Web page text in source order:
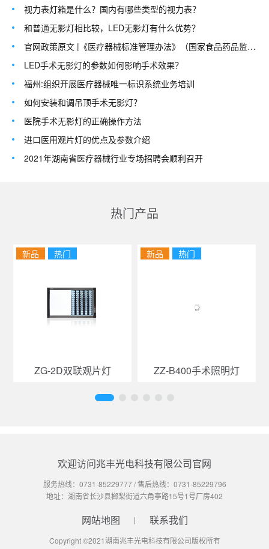
视力表灯箱是什么？国内有哪些类型的视力表？
和普通无影灯相比较，LED无影灯有什么优势？
官网政策原文 |《医疗器械标准管理办法》（国家食品药品监督管理总局令第
LED手术无影灯的参数如何影响手术效果？
福州:组织开展医疗器械唯一标识系统业务培训
如何安装和调吊顶手术无影灯？
医院手术无影灯的正确操作方法
进口医用观片灯的优点及参数介绍
2021年湖南省医疗器械行业专场招聘会顺利召开
热门产品
新品 热门
ZG-2D双联观片灯
新品 热门
ZZ-B400手术照明灯
欢迎访问兆丰光电科技有限公司官网
服务热线： 0731-85229777/ 售后热线： 0731-85229796
地址：湖南省长沙县榔梨街道六角亭路15号1号厂房402
网站地图 联系我们
Copyright ©2021湖南兆丰光电科技有限公司版权所有